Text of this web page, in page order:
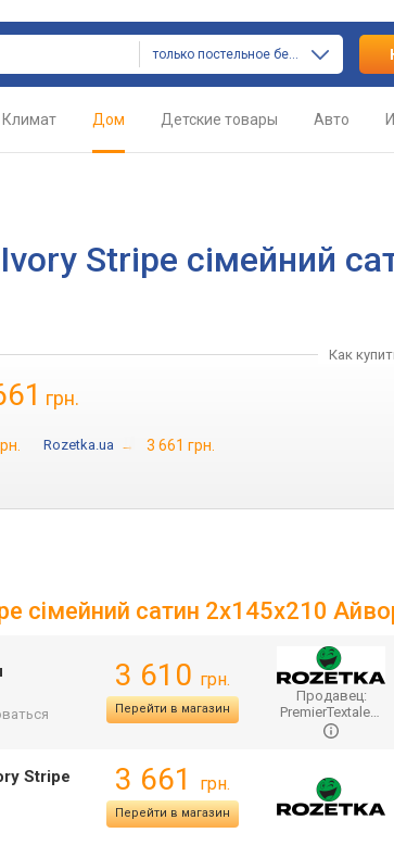
только постельное белье
Климат Дом Детские товары Авто
Stripe сімейний
Как
грн.
Rozetka.ua →
3 661 грн.
сімейний сатин 2х145х210
3 610 грн.
Перейти в магазин
Продавец:
PremierTextale…
Stripe
3 661 грн.
Перейти в магазин